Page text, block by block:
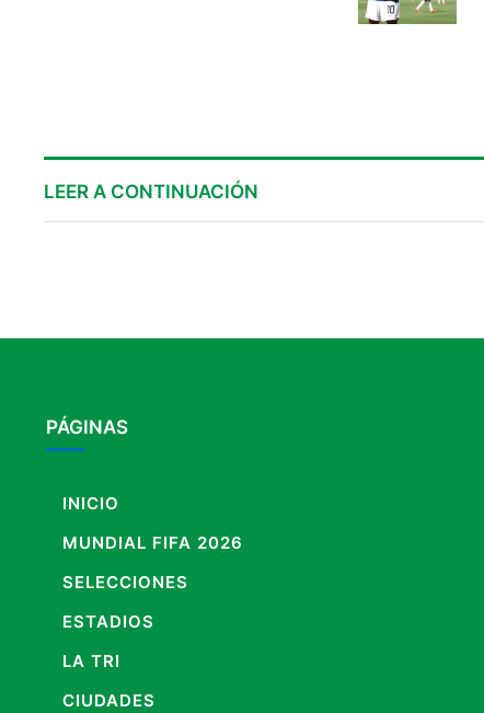
LEER A CONTINUACIÓN
PÁGINAS
INICIO
MUNDIAL FIFA 2026
SELECCIONES
ESTADIOS
LA TRI
CIUDADES